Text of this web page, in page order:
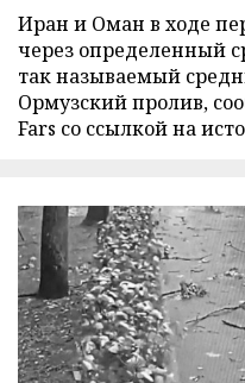
Иран и Оман в ходе
через определенный
так называемый
Ормузский пролив,
Fars со ссылкой на